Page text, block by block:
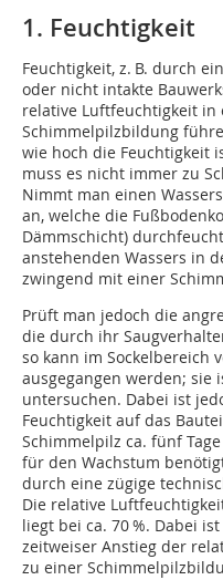
1. Feuchtigkeit
Feuchtigkeit, z. B. durch
oder nicht intakte­
relative Luftfeuchtigkeit in
Schimmelpilzbildung
wie hoch die Feuchtigkeit
muss es nicht immer zu
Nimmt man einen
an, welche die
Dämmschicht)
anstehenden Wassers in
zwingend mit einer
Prüft man jedoch die
die durch ihr
so kann im Sockelbereich
ausgegangen werden; sie
untersuchen. Dabei ist
Feuchtigkeit auf das
Schimmelpilz ca. fünf
für den Wachstum
durch eine zügige
Die relative
liegt bei ca. 70 %. Dabei
zeitweiser Anstieg der
zu einer